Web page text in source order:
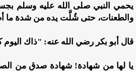
يحمي النبي صلى الله عليه وسلم
والطعنات، حتى شُلَّت يده من شدة ما
قال أبو بكر رضي الله عنه: "ذاك اليوم
يا لها من شهادة! شهادة صدقٍ من